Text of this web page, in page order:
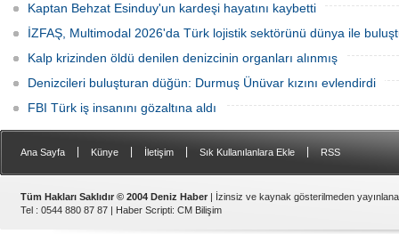
Kaptan Behzat Esinduy'un kardeşi hayatını kaybetti
İZFAŞ, Multimodal 2026'da Türk lojistik sektörünü dünya ile
Kalp krizinden öldü denilen denizcinin organları alınmış
Denizcileri buluşturan düğün: Durmuş Ünüvar kızını evlendirdi
FBI Türk iş insanını gözaltına aldı
Ana Sayfa Künye İletişim Sık Kullanılanlara Ekle RSS
Tüm Hakları Saklıdır © 2004 Deniz Haber | İzinsiz ve kaynak gösterilmeden
Tel : 0544 880 87 87 | Haber Scripti: CM Bilişim